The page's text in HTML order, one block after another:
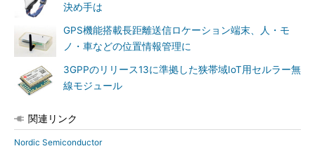
決め手は
GPS機能搭載長距離送信ロケーション端末、人・モ
ノ・車などの位置情報管理に
3GPPのリリース13に準拠した狭帯域IoT用セルラー無
線モジュール
関連リンク
Nordic Semiconductor